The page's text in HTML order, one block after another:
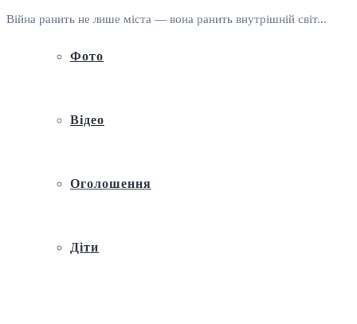
Фото
Відео
Оголошення
Діти
Війна ранить не лише міста — вона ранить внутрішній світ...